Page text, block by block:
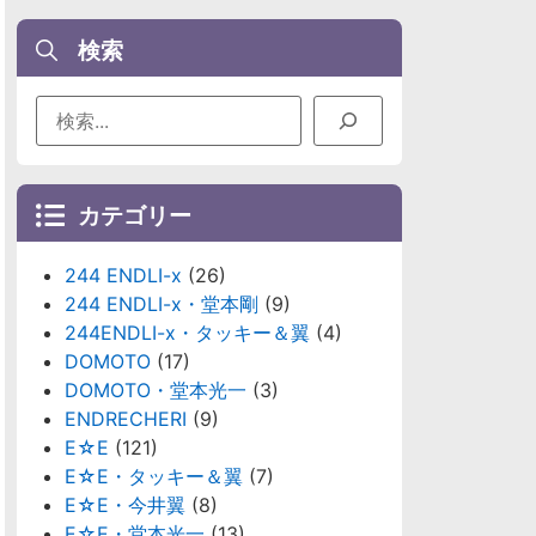
検索
カテゴリー
244 ENDLI-x (26)
244 ENDLI-x・堂本剛 (9)
244ENDLI-x・タッキー＆翼 (4)
DOMOTO (17)
DOMOTO・堂本光一 (3)
ENDRECHERI (9)
E☆E (121)
E☆E・タッキー＆翼 (7)
E☆E・今井翼 (8)